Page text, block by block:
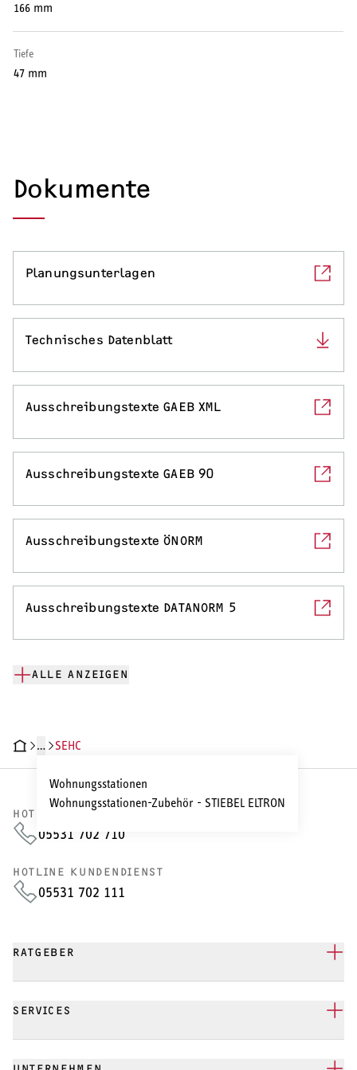
166 mm
Tiefe
47 mm
Dokumente
Planungsunterlagen
Technisches Datenblatt
Ausschreibungstexte GAEB XML
Ausschreibungstexte GAEB 90
Ausschreibungstexte ÖNORM
Ausschreibungstexte DATANORM 5
ALLE ANZEIGEN
DATEN
…
Wohnungsstationen
Wohnungsstationen-Zubehör - STIEBEL ELTRON
SEHC
HOTLINE VERTRIEB
05531 702 710
HOTLINE KUNDENDIENST
05531 702 111
RATGEBER
SERVICES